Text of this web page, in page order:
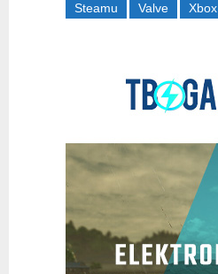
Steamu
Valve Xbox